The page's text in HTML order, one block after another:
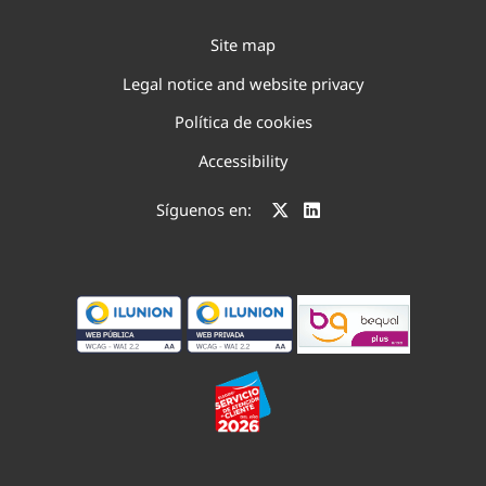
Site map
Legal notice and website privacy
Política de cookies
Accessibility
Síguenos en: